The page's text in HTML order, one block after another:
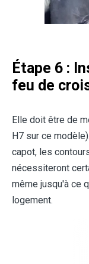
Étape 6 :
feu de
Elle doit être de
H7 sur ce
capot, les
nécessiteront
même jusqu'à ce
logement.